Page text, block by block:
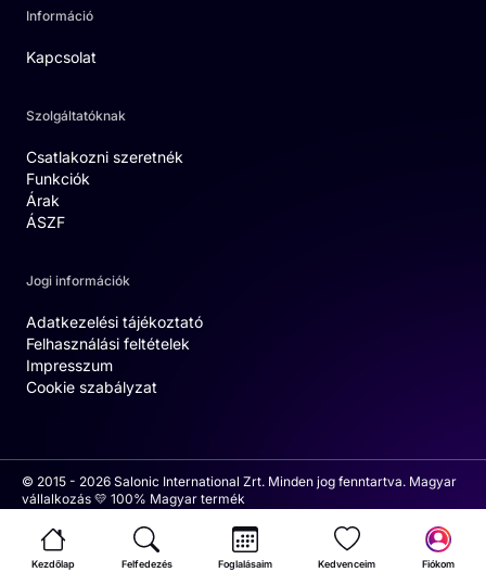
Információ
Kapcsolat
Szolgáltatóknak
Csatlakozni szeretnék
Funkciók
Árak
ÁSZF
Jogi információk
Adatkezelési tájékoztató
Felhasználási feltételek
Impresszum
Cookie szabályzat
© 2015 - 2026 Salonic International Zrt. Minden jog fenntartva. Magyar
vállalkozás 💛 100% Magyar termék
Kezdőlap Felfedezés Foglalásaim Kedvenceim Fiókom